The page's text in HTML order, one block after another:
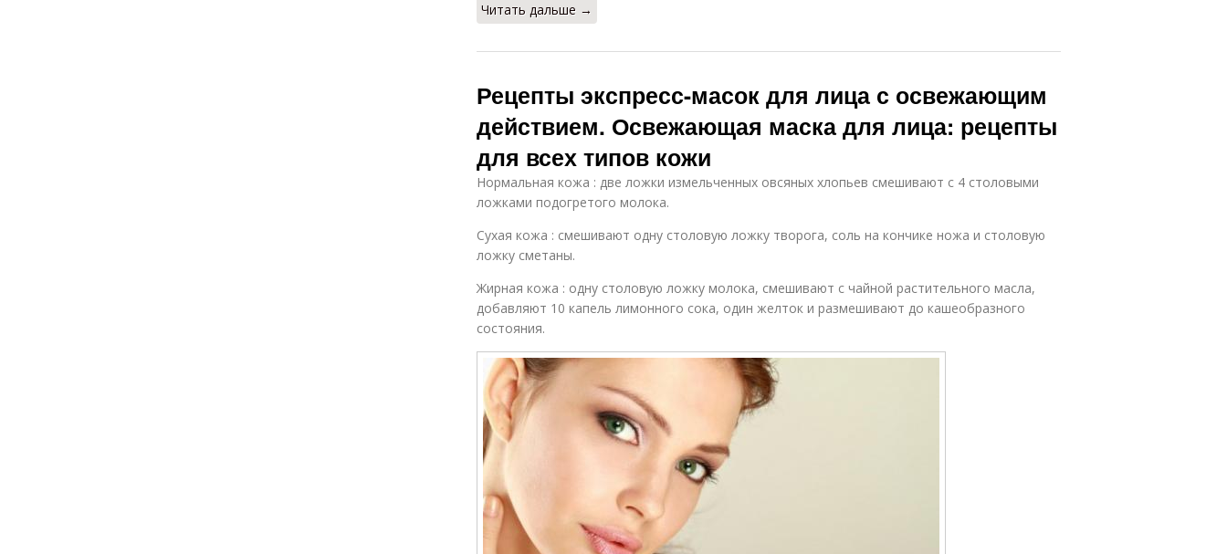
Читать дальше →
Рецепты экспресс-масок для лица с освежающим
действием. Освежающая маска для лица: рецепты
для всех типов кожи
Нормальная кожа : две ложки измельченных овсяных хлопьев смешивают с 4 столовыми
ложками подогретого молока.
Сухая кожа : смешивают одну столовую ложку творога, соль на кончике ножа и столовую
ложку сметаны.
Жирная кожа : одну столовую ложку молока, смешивают с чайной растительного масла,
добавляют 10 капель лимонного сока, один желток и размешивают до кашеобразного
состояния.